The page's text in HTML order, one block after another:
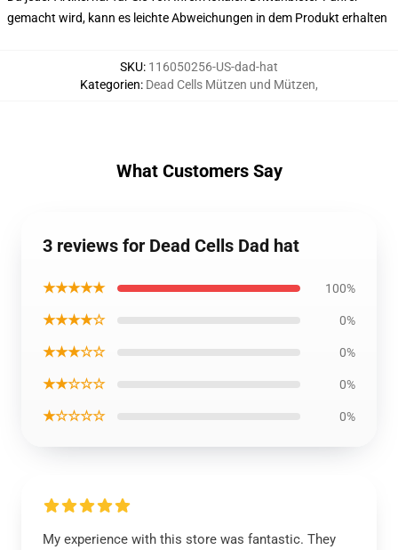
gemacht wird, kann es leichte Abweichungen in dem Produkt erhalten
SKU: 116050256-US-dad-hat
Kategorien: Dead Cells Mützen und Mützen,
What Customers Say
3 reviews for Dead Cells Dad hat
★★★★★ 100%
★★★★☆ 0%
★★★☆☆ 0%
★★☆☆☆ 0%
★☆☆☆☆ 0%
My experience with this store was fantastic. They